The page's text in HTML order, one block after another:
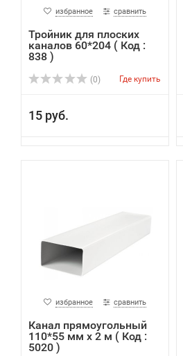
избранное сравнить
Тройник для плоских
каналов 60*204 ( Код :
838 )
(0) Где купить
15 руб.
избранное сравнить
Канал прямоугольный
110*55 мм х 2 м ( Код :
5020 )